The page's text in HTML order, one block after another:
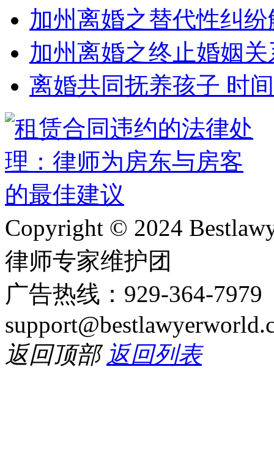
加州离婚之替代性纠
加州离婚之终止婚姻关
离婚共同抚养孩子 时
Copyright © 2024
律师专家维护团
广告热线：929-364-
返回顶部 返回列表